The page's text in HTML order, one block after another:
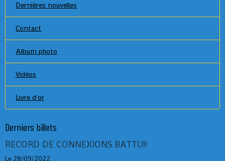
Dernières nouvelles
Contact
Album photo
Vidéos
Livre d'or
Derniers billets
RECORD DE CONNEXIONS BATTU!!
Le 28/09/2022